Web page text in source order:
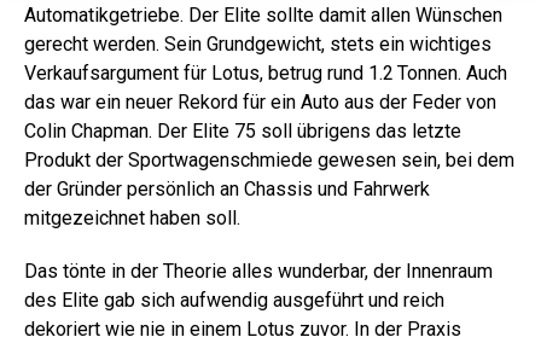
Automatikgetriebe. Der Elite sollte damit allen Wünschen
gerecht werden. Sein Grundgewicht, stets ein wichtiges
Verkaufsargument für Lotus, betrug rund 1.2 Tonnen. Auch
das war ein neuer Rekord für ein Auto aus der Feder von
Colin Chapman. Der Elite 75 soll übrigens das letzte
Produkt der Sportwagenschmiede gewesen sein, bei dem
der Gründer persönlich an Chassis und Fahrwerk
mitgezeichnet haben soll.
Das tönte in der Theorie alles wunderbar, der Innenraum
des Elite gab sich aufwendig ausgeführt und reich
dekoriert wie nie in einem Lotus zuvor. In der Praxis